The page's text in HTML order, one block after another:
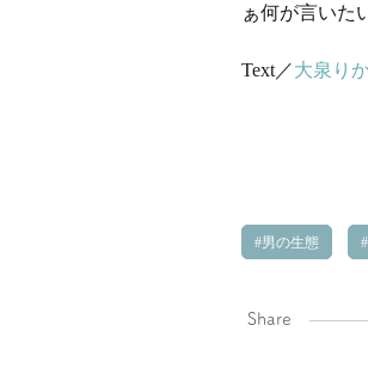
ぁ何が言いた
Text／大泉り
男の生態
Share